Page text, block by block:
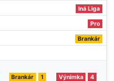
Iná Liga
Pro
Brankár
Brankár 1 Výnimka 4